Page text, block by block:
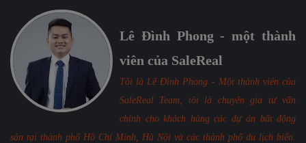
Lê Đình Phong - một thành
viên của SaleReal
Tôi là Lê Đình Phong - Một thành viên của
SaleReal Team, tôi là chuyên gia tư vấn
chính cho khách hàng các dự án bất động
sản tại thành phố Hồ Chí Minh, Hà Nội và các thành phố du lịch biển.